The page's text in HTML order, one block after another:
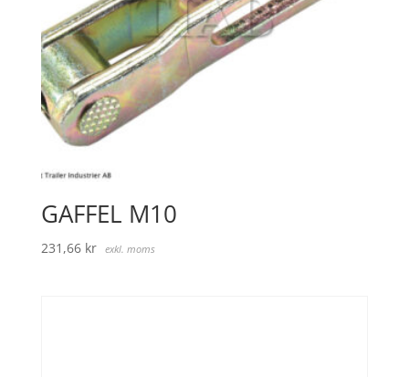
GAFFEL M10
231,66 kr exkl. moms